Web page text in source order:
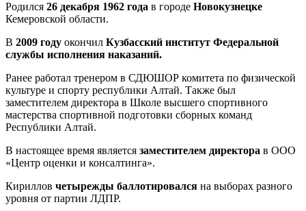
Родился 26 декабря 1962 года в городе Новокузнецке
Кемеровской области.
В 2009 году окончил Кузбасский институт Федеральной
службы исполнения наказаний.
Ранее работал тренером в СДЮШОР комитета по физической
культуре и спорту республики Алтай. Также был
заместителем директора в Школе высшего спортивного
мастерства спортивной подготовки сборных команд
Республики Алтай.
В настоящее время является заместителем директора в ООО
«Центр оценки и консалтинга».
Кириллов четырежды баллотировался на выборах разного
уровня от партии ЛДПР.